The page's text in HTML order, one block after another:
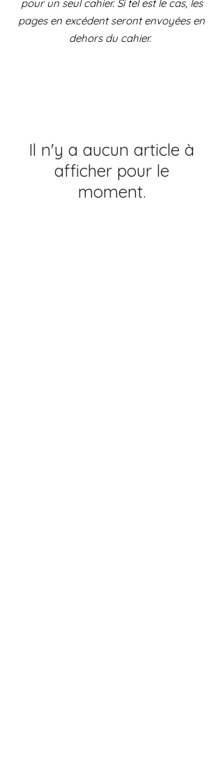
pour un seul cahier. Si tel est le cas, les
pages en excédent seront envoyées en
dehors du cahier.
Il n'y a aucun article à
afficher pour le
moment.